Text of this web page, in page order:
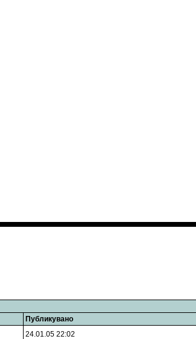
Публикувано
24.01.05 22:02